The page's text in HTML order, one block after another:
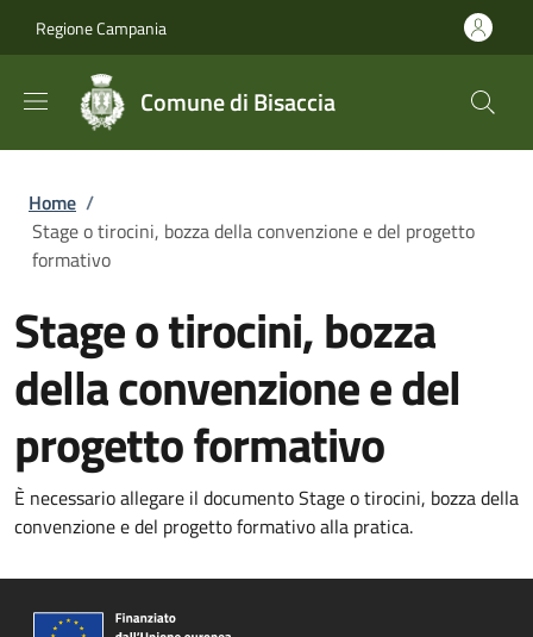
Regione Campania
Comune di Bisaccia
Briciole di pane
Home /
Stage o tirocini, bozza della convenzione e del progetto
formativo
Stage o tirocini, bozza
della convenzione e del
progetto formativo
È necessario allegare il documento Stage o tirocini, bozza della
convenzione e del progetto formativo alla pratica.